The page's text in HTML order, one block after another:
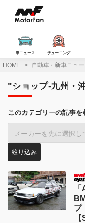
ス
車ニュース チューニング
HOME 自動車・新車ニュー
"ショップ-九州・
このカテゴリーの記事を
ー
カ
で
絞
り
込
種
で
り
込
み:
稿
月
絞
り
込
み:
絞り込み
プ